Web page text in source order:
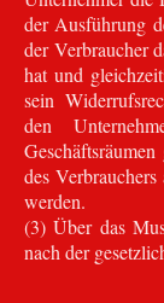
der Ausführung
der Verbraucher
hat und
sein
den
des
werden.
(3) Über das
nach der